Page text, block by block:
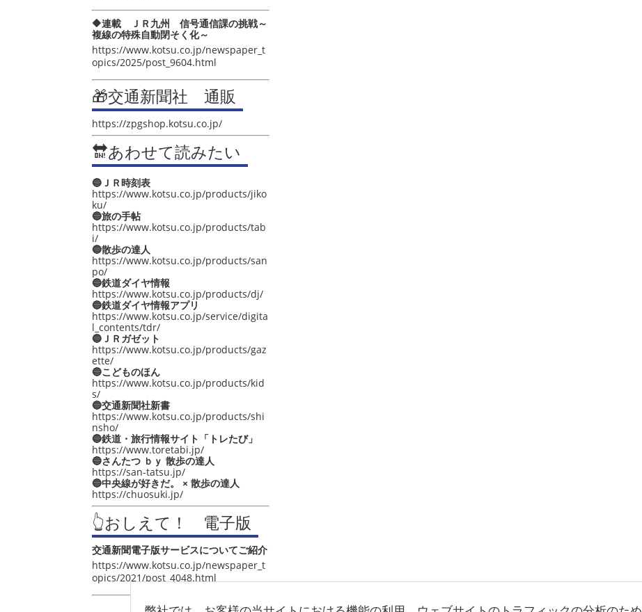
🔶連載 ＪＲ九州 信号通信課の挑戦～
複線の特殊自動閉そく化～
https://www.kotsu.co.jp/newspaper_t
opics/2025/post_9604.html
🎁交通新聞社 通販
https://zpgshop.kotsu.co.jp/
🔛あわせて読みたい
🔵ＪＲ時刻表
https://www.kotsu.co.jp/products/jiko
ku/
🔵旅の手帖
https://www.kotsu.co.jp/products/tab
i/
🔵散歩の達人
https://www.kotsu.co.jp/products/san
po/
🔵鉄道ダイヤ情報
https://www.kotsu.co.jp/products/dj/
🔵鉄道ダイヤ情報アプリ
https://www.kotsu.co.jp/service/digita
l_contents/tdr/
🔵ＪＲガゼット
https://www.kotsu.co.jp/products/gaz
ette/
🔵こどものほん
https://www.kotsu.co.jp/products/kid
s/
🔵交通新聞社新書
https://www.kotsu.co.jp/products/shi
nsho/
🔵鉄道・旅行情報サイト「トレたび」
https://www.toretabi.jp/
🔵さんたつ ｂｙ 散歩の達人
https://san-tatsu.jp/
🔵中央線が好きだ。 × 散歩の達人
https://chuosuki.jp/
👆おしえて！ 電子版
交通新聞電子版サービスについてご紹介
https://www.kotsu.co.jp/newspaper_t
opics/2021/post_4048.html